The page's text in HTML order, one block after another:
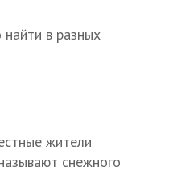
найти в разных
жители
снежного